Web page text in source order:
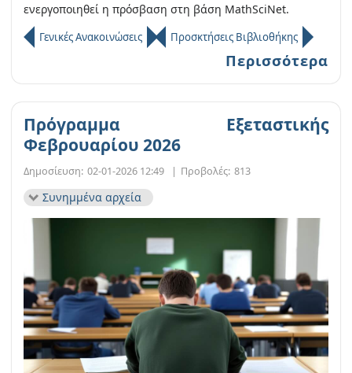
ενεργοποιηθεί η πρόσβαση στη βάση MathSciNet.
Γενικές Ανακοινώσεις Προσκτήσεις Βιβλιοθήκης
Περισσότερα
Πρόγραμμα Εξεταστικής
Φεβρουαρίου 2026
Δημοσίευση: 02-01-2026 12:49 | Προβολές: 813
Συνημμένα αρχεία